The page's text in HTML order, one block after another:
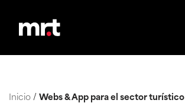
Saltar
Inicio / Webs & App para el sector turístico